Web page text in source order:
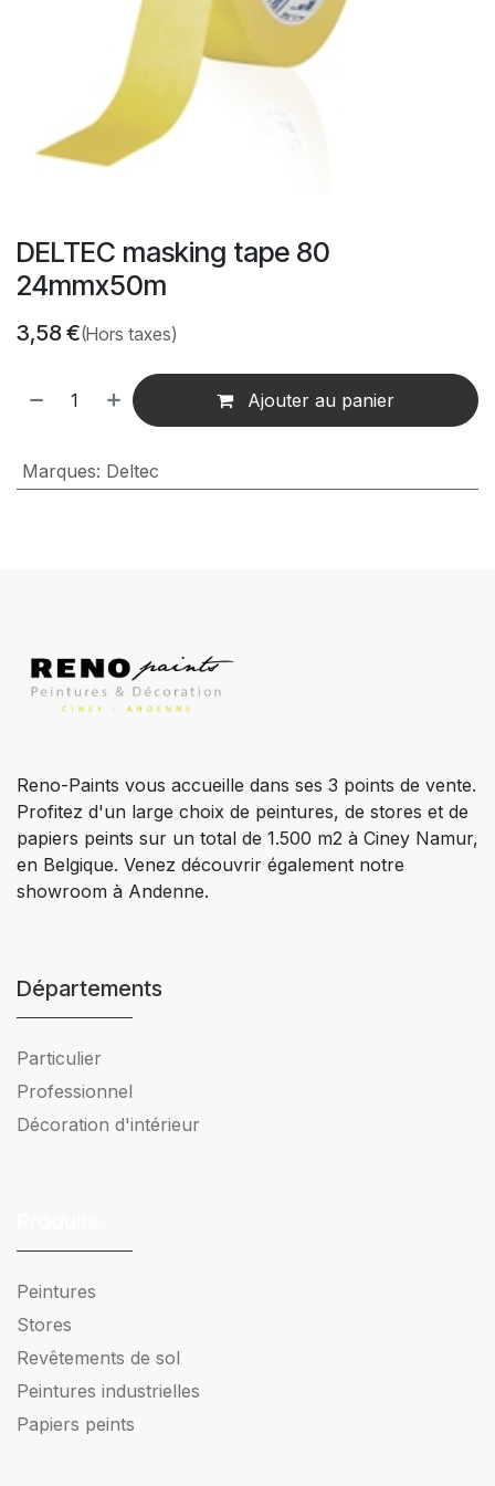
DELTEC masking tape 80
24mmx50m
3,58€(Hors taxes)
Ajouter au panier
Marques: Deltec
Reno-Paints vous accueille dans ses 3 points de vente.
Profitez d'un large choix de peintures, de stores et de
papiers peints sur un total de 1.500 m2 à Ciney Namur,
en Belgique. Venez découvrir également notre
showroom à Andenne.
Départements
Particulier
Professionnel
Décoration d'intérieur
Peintures
Stores
Revêtements de sol
Peintures industrielles
Papiers peints